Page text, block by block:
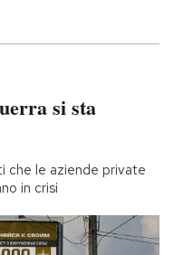
si sta
che le aziende private
in crisi